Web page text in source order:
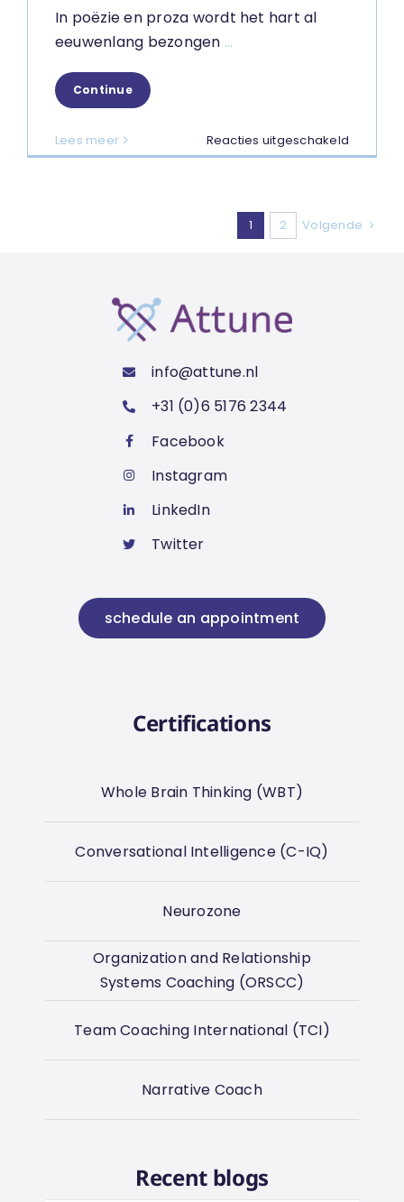
In poëzie en proza wordt het hart al
eeuwenlang bezongen ...
Continue
Lees meer Reacties uitgeschakeld
Het
1 2 Volgende
info@attune.nl
+31 (0)6 5176 2344
Facebook
Instagram
LinkedIn
Twitter
schedule an appointment
Certifications
Whole Brain Thinking (WBT)
Conversational Intelligence (C-IQ)
Neurozone
Organization and Relationship
Systems Coaching (ORSCC)
Team Coaching International (TCI)
Narrative Coach
Recent blogs